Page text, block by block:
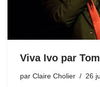
Viva Ivo par
par Claire Cholier 26